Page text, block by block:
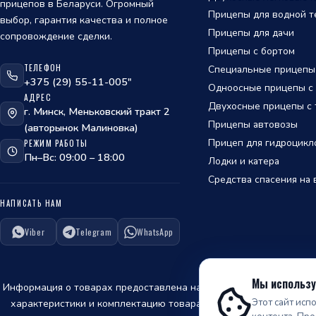
обработки персональных данных
обработки персональных данных
прицепов в Беларуси. Огромный
выбор, гарантия качества и полное
сопровождение сделки.
ТЕЛЕФОН
+375 (29) 55-11-005"
АДРЕС
г. Минск, Меньковский тракт 2
(авторынок Малиновка)
РЕЖИМ РАБОТЫ
Пн–Вс: 09:00 – 18:00
НАПИСАТЬ НАМ
Viber Telegram WhatsApp
Прицепы для водной
Прицепы для дачи
Прицепы с бортом
Специальные прицепы
Одноосные прицепы с
Двухосные прицепы с
Прицепы автовозы
Прицеп для
Лодки и катера
Средства спасения на
Информация о товарах предоставлена на сайте для
характеристики и комплектацию товара, предварительно не
Мы
Этот сайт